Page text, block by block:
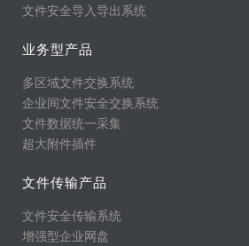
文件安全导入导出系统
业务型产品
多区域文件交换系统
企业间文件安全交换系统
文件数据统一采集
超大附件插件
文件传输产品
文件安全传输系统
增强型企业网盘